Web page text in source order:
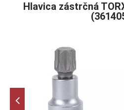
Hlavica zástrčná